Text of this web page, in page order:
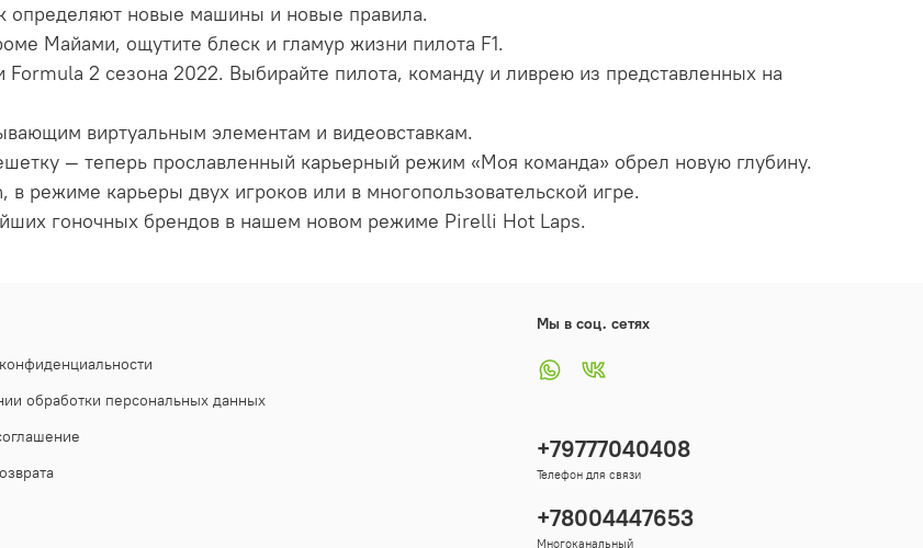
определяют новые машины и новые правила.
Майами, ощутите блеск и гламур жизни пилота F1.
2 сезона 2022. Выбирайте пилота, команду и ливрею из представленных на
виртуальным элементам и видеовставкам.
— теперь прославленный карьерный режим «Моя команда» обрел новую глубину.
режиме карьеры двух игроков или в многопользовательской игре.
гоночных брендов в нашем новом режиме Pirelli Hot Laps.
обработки персональных данных
Мы в соц. сетях
+79777040408
Телефон для связи
+78004447653
Многоканальный